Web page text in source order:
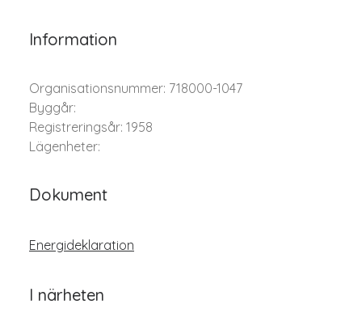
Information
Organisationsnummer: 718000-1047
Byggår:
Registreringsår: 1958
Lägenheter:
Dokument
Energideklaration
I närheten